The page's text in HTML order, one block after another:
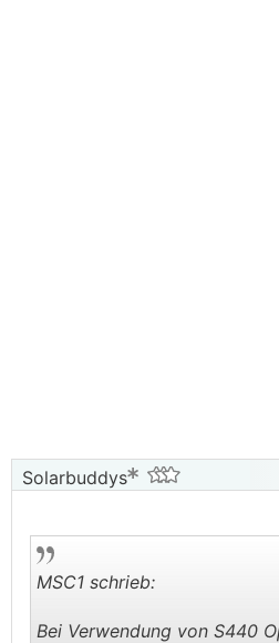
- Die neuen Wallbox haben
Solaredge/KEBA - wir sind
bei den Anlagen
Solarbuddys
MSC1 schrieb:
Bei Verwendung von S440